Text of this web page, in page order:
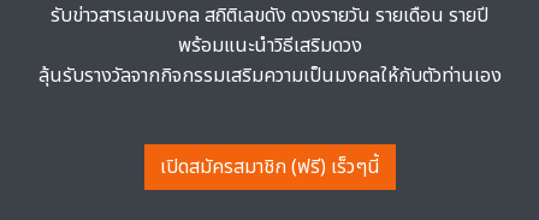
รับข่าวสารเลขมงคล สถิติเลขดัง ดวงรายวัน รายเดือน รายปี
พร้อมแนะนำวิธีเสริมดวง
ลุ้นรับรางวัลจากกิจกรรมเสริมความเป็นมงคลให้กับตัวท่านเอง
เปิดสมัครสมาชิก (ฟรี) เร็วๆนี้